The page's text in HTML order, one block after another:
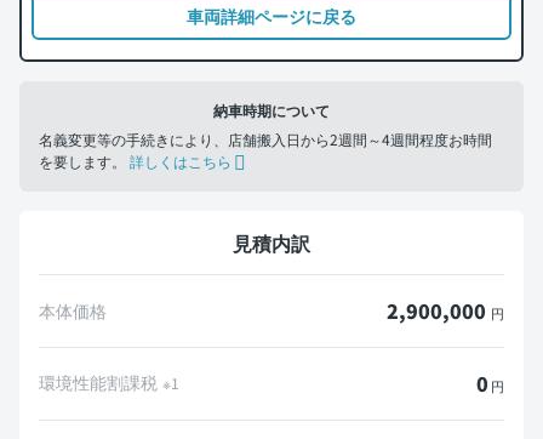
車両詳細ページに戻る
納車時期について
名義変更等の手続きにより、店舗搬入日から2週間～4週間程度お時間
を要します。 詳しくはこちら
見積内訳
本体価格 2,900,000 円
環境性能割課税 ※1 0 円